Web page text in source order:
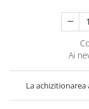
Cafea macinata
Ai
La